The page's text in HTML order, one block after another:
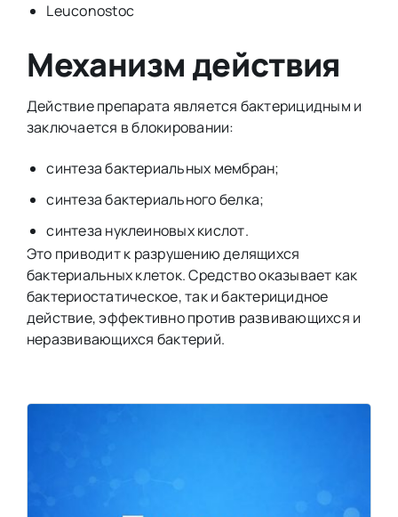
Leuconostoc
Механизм действия
Действие препарата является бактерицидным и
заключается в блокировании:
синтеза бактериальных мембран;
синтеза бактериального белка;
синтеза нуклеиновых кислот.
Это приводит к разрушению делящихся
бактериальных клеток. Средство оказывает как
бактериостатическое, так и бактерицидное
действие, эффективно против развивающихся и
неразвивающихся бактерий.